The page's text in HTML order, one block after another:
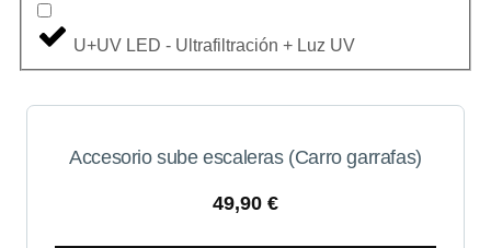
U+UV LED - Ultrafiltración + Luz UV
Accesorio sube escaleras (Carro garrafas)
49,90 €